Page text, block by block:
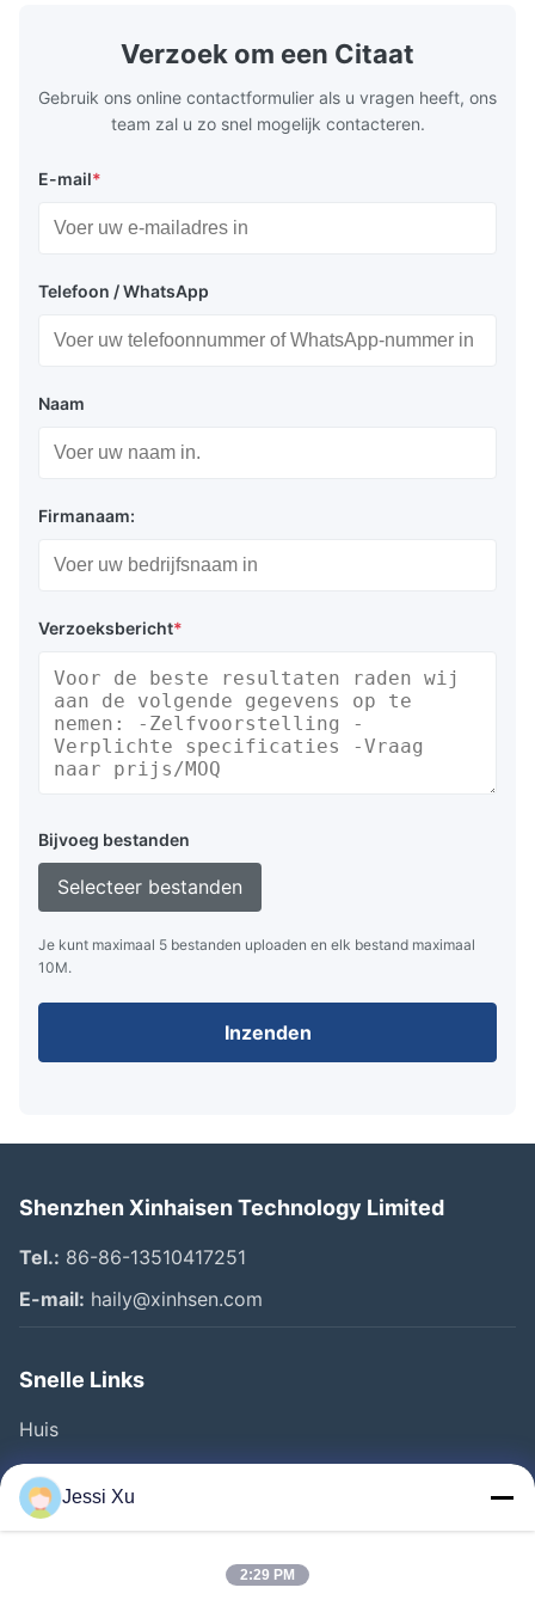
Verzoek om een Citaat
Gebruik ons online contactformulier als u vragen heeft, ons
team zal u zo snel mogelijk contacteren.
E-mail*
Telefoon / WhatsApp
Naam
Firmanaam:
Verzoeksbericht*
Bijvoeg bestanden
Selecteer bestanden
Je kunt maximaal 5 bestanden uploaden en elk bestand maximaal
10M.
Inzenden
Shenzhen Xinhaisen Technology Limited
Tel.: 86-86-13510417251
E-mail: haily@xinhsen.com
Snelle Links
Huis
Producten
Videos
Jessi Xu
2:29 PM